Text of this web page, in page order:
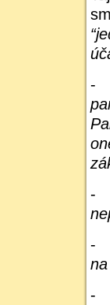
-
-
-
-